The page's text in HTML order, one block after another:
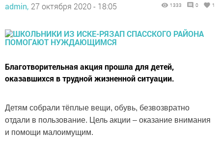
admin, 27 октября 2020 - 18:05 1333 0 1
Благотворительная акция прошла для детей,
оказавшихся в трудной жизненной ситуации.
Детям собрали тёплые вещи, обувь, безвозвратно
отдали в пользование. Цель акции – оказание внимания
и помощи малоимущим.